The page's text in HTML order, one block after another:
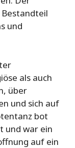
und
als auch
über
und sich auf
bot
und war ein
auf ein